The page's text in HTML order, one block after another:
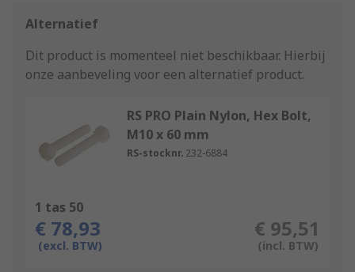
Alternatief
Dit product is momenteel niet beschikbaar. Hierbij
onze aanbeveling voor een alternatief product.
RS PRO Plain Nylon, Hex Bolt,
M10 x 60 mm
RS-stocknr. 232-6884
1 tas 50
€ 78,93
(excl. BTW)
€ 95,51
(incl. BTW)